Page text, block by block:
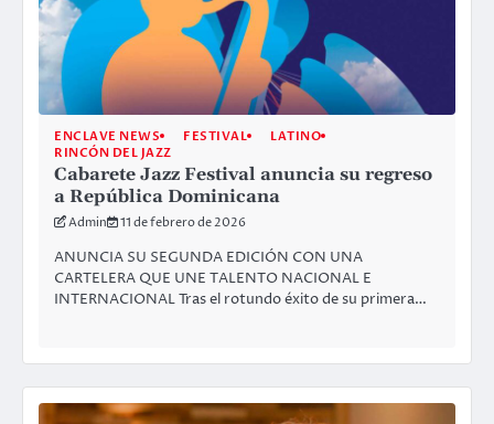
ENCLAVE NEWS FESTIVAL
LATINO
RINCÓN DEL JAZZ
Cabarete Jazz Festival anuncia su regreso
a República Dominicana
Admin 11 de febrero de 2026
ANUNCIA SU SEGUNDA EDICIÓN CON UNA
CARTELERA QUE UNE TALENTO NACIONAL E
INTERNACIONAL Tras el rotundo éxito de su primera…